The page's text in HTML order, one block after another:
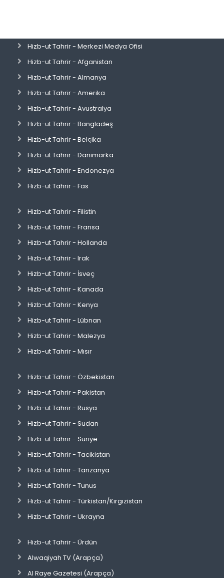
Hizb-ut Tahrir - Merkezi Medya Ofisi
Hizb-ut Tahrir - Afganistan
Hizb-ut Tahrir - Almanya
Hizb-ut Tahrir - Amerika
Hizb-ut Tahrir - Avustralya
Hizb-ut Tahrir - Bangladeş
Hizb-ut Tahrir - Belçika
Hizb-ut Tahrir - Danimarka
Hizb-ut Tahrir - Endonezya
Hizb-ut Tahrir - Fas
Hizb-ut Tahrir - Filistin
Hizb-ut Tahrir - Fransa
Hizb-ut Tahrir - Hollanda
Hizb-ut Tahrir - Irak
Hizb-ut Tahrir - İsveç
Hizb-ut Tahrir - Kanada
Hizb-ut Tahrir - Kenya
Hizb-ut Tahrir - Lübnan
Hizb-ut Tahrir - Malezya
Hizb-ut Tahrir - Mısır
Hizb-ut Tahrir - Özbekistan
Hizb-ut Tahrir - Pakistan
Hizb-ut Tahrir - Rusya
Hizb-ut Tahrir - Sudan
Hizb-ut Tahrir - Suriye
Hizb-ut Tahrir - Tacikistan
Hizb-ut Tahrir - Tanzanya
Hizb-ut Tahrir - Tunus
Hizb-ut Tahrir - Türkistan/Kırgızistan
Hizb-ut Tahrir - Ukrayna
Hizb-ut Tahrir - Ürdün
Alwaqiyah TV (Arapça)
Al Raye Gazetesi (Arapça)